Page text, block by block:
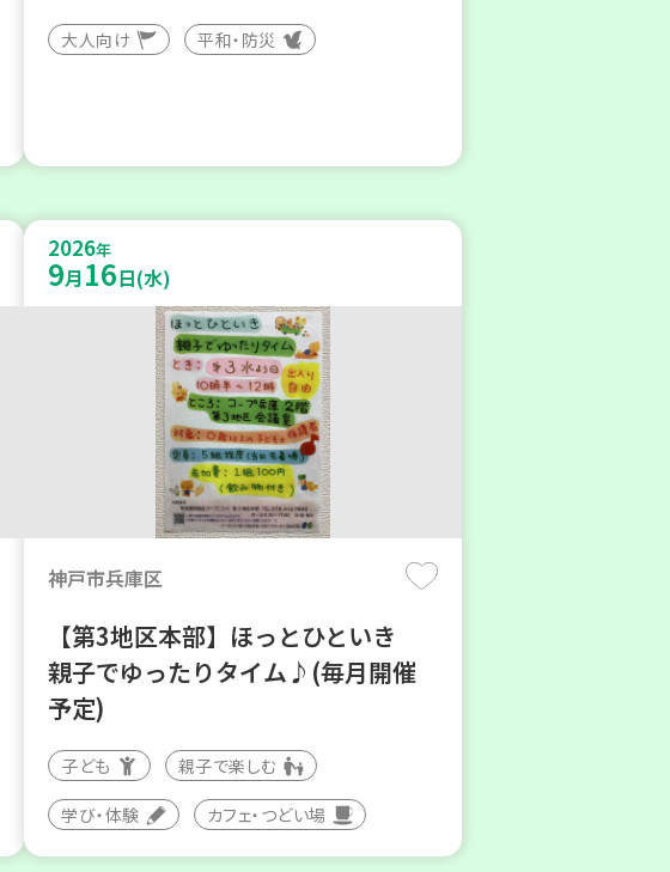
大人向け 平和・防災
2026年
9月 16日(水)
神戸市兵庫区
【第3地区本部】ほっとひといき
親子でゆったりタイム♪(毎月開催
予定)
子ども 親子で楽しむ
学び・体験 カフェ・つどい場